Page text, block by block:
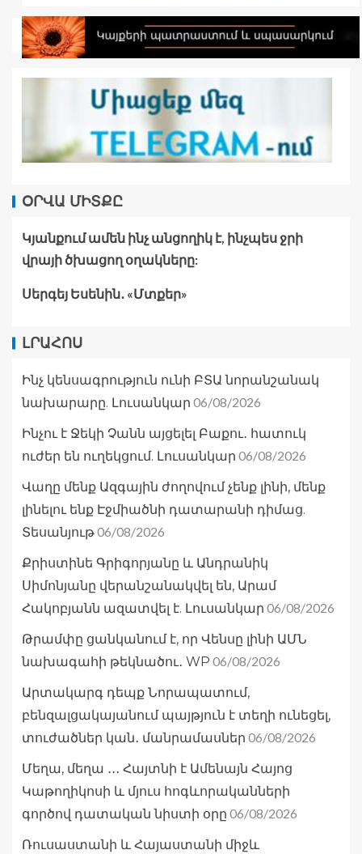
ՕՐՎԱ ՄԻՏՔԸ
Կյանքում ամեն ինչ անցողիկ է, ինչպես ջրի
վրայի ծխացող օղակները:
Սերգեյ Եսենին․ «Մտքեր»
ԼՐԱՀՈՍ
Ինչ կենսագրություն ունի ԲՏԱ նորանշանակ
նախարարը. Լուսանկար 06/08/2026
Ինչու է Ջեկի Չանն այցելել Բաքու․ հատուկ
ուժեր են ուղեկցում. Լուսանկար 06/08/2026
Վաղը մենք Ազգային ժողովում չենք լինի, մենք
լինելու ենք Էջմիածնի դատարանի դիմաց.
Տեսանյութ06/08/2026
Քրիստինե Գրիգորյանը և Անդրանիկ
Սիմոնյանը վերանշանակվել են, Արամ
Հակոբյանն ազատվել է. Լուսանկար 06/08/2026
Թրամփը ցանկանում է, որ Վենսը լինի ԱՄՆ
նախագահի թեկնածու․ WP 06/08/2026
Արտակարգ դեպք Նորապատում,
բենզալցակայանում պայթյուն է տեղի ունեցել,
տուժածներ կան․ մանրամասներ 06/08/2026
Մեղա, մեղա ․․․ Հայտնի է Ամենայն Հայոց
Կաթողիկոսի և մյուս հոգևորականների
գործով դատական նիստի օրը 06/08/2026
Ռուսաստանի և Հայաստանի միջև